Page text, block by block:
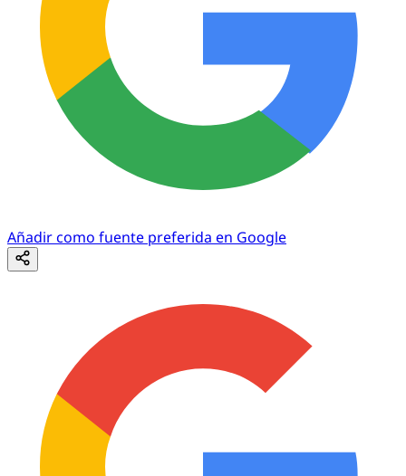
Añadir como fuente preferida en Google